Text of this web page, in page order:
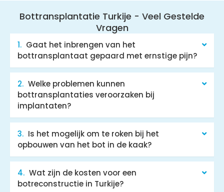
Bottransplantatie Turkije - Veel Gestelde
Vragen​
Gaat het inbrengen van het
bottransplantaat gepaard met ernstige pijn?
Welke problemen kunnen
bottransplantaties veroorzaken bij
implantaten?
Is het mogelijk om te roken bij het
opbouwen van het bot in de kaak?
Wat zijn de kosten voor een
botreconstructie in Turkije?